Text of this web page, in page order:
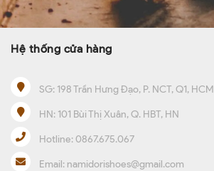
Hệ thống cửa hàng
SG: 198 Trần Hưng Đạo, P. NCT, Q1, HCM
HN: 101 Bùi Thị Xuân, Q. HBT, HN
Hotline:0867.675.067
Email: namidorishoes@gmail.com